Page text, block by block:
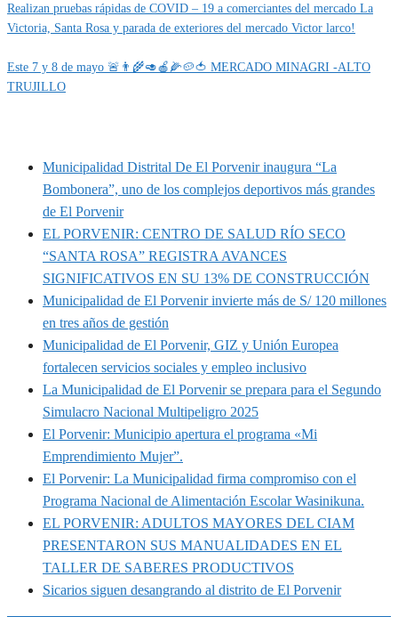
Realizan pruebas rápidas de COVID – 19 a comerciantes del mercado La
Victoria, Santa Rosa y parada de exteriores del mercado Victor larco!
Este 7 y 8 de mayo 🚨👨‍🌾🥑🍎🌽🥔🍅 MERCADO MINAGRI -ALTO
TRUJILLO
Municipalidad Distrital De El Porvenir inaugura “La
Bombonera”, uno de los complejos deportivos más grandes
de El Porvenir
EL PORVENIR: CENTRO DE SALUD RÍO SECO
“SANTA ROSA” REGISTRA AVANCES
SIGNIFICATIVOS EN SU 13% DE CONSTRUCCIÓN
Municipalidad de El Porvenir invierte más de S/ 120 millones
en tres años de gestión
Municipalidad de El Porvenir, GIZ y Unión Europea
fortalecen servicios sociales y empleo inclusivo
La Municipalidad de El Porvenir se prepara para el Segundo
Simulacro Nacional Multipeligro 2025
El Porvenir: Municipio apertura el programa «Mi
Emprendimiento Mujer”.
El Porvenir: La Municipalidad firma compromiso con el
Programa Nacional de Alimentación Escolar Wasinikuna.
EL PORVENIR: ADULTOS MAYORES DEL CIAM
PRESENTARON SUS MANUALIDADES EN EL
TALLER DE SABERES PRODUCTIVOS
Sicarios siguen desangrando al distrito de El Porvenir